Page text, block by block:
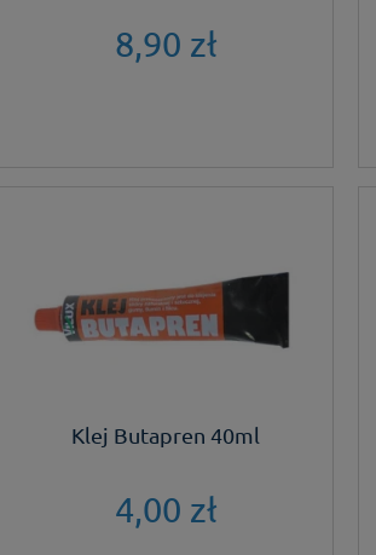
8,90 zł
Klej Butapren 40ml
4,00 zł